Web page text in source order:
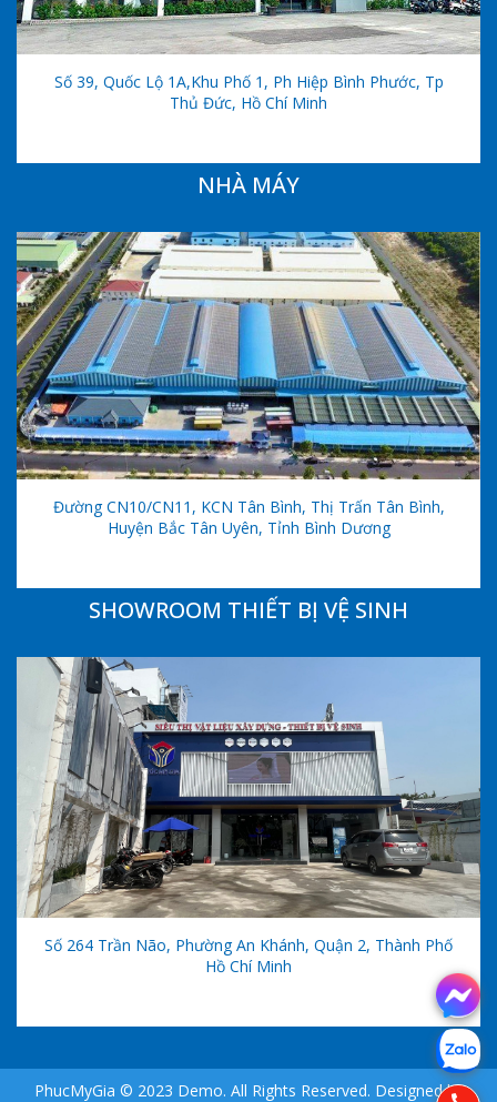
Số 39, Quốc Lộ 1A,khu Phố 1, Ph Hiệp Bình Phước, Tp
Thủ Đức, Hồ Chí Minh
NHÀ MÁY
Đường CN10/CN11, KCN Tân Bình, Thị Trấn Tân Bình,
Huyện Bắc Tân Uyên, Tỉnh Bình Dương
SHOWROOM THIẾT BỊ VỆ SINH
Số 264 Trần Não, Phường An Khánh, Quận 2, Thành Phố
Hồ Chí Minh
PhucMyGia © 2023 Demo. All Rights Reserved. Designed by